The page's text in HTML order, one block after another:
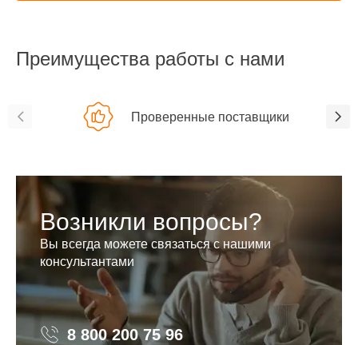
Преимущества работы с нами
Проверенные поставщики
Возникли вопросы?
Вы всегда можете связаться с нашими
консультантами
8 800 200 75 96 8 800 200 75 96